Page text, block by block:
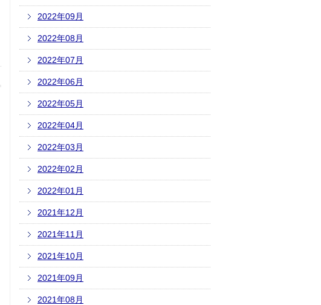
2022年09月
2022年08月
2022年07月
2022年06月
2022年05月
2022年04月
2022年03月
2022年02月
2022年01月
2021年12月
2021年11月
2021年10月
2021年09月
2021年08月